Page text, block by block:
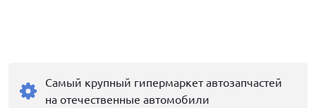
Самый крупный гипермаркет автозапчастей
на отечественные автомобили